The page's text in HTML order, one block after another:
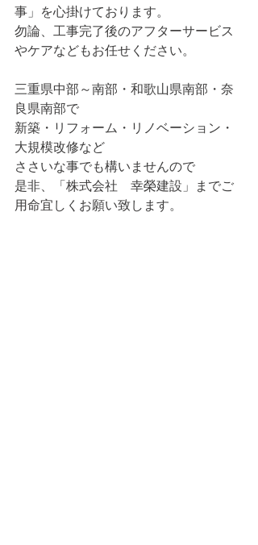
事」を心掛けております。
勿論、工事完了後のアフターサービス
やケアなどもお任せください。
三重県中部～南部・和歌山県南部・奈
良県南部で
新築・リフォーム・リノベーション・
大規模改修など
ささいな事でも構いませんので
是非、「株式会社　幸榮建設」までご
用命宜しくお願い致します。